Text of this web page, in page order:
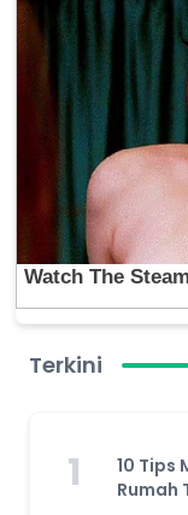
Terkini
1
10 Tips
Rumah